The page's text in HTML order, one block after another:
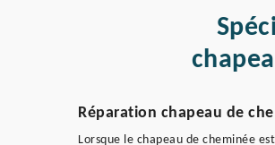
Réparation chapeau de
Lorsque le chapeau de cheminée